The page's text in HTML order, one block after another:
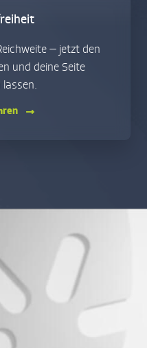
— jetzt den
und deine Seite
lassen.